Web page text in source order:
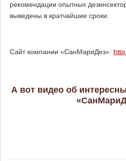
рекомендации опытных
выведены в кратчайшие сроки.
Сайт компании «СанМариДез»:
А вот видео об